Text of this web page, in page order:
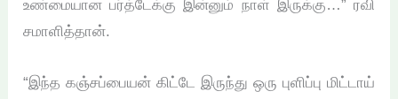
உண்மையான பர்த்டேக்கு இன்னும் நாள் இருக்கு…” ரவி
சமாளித்தான்.
“இந்த கஞ்சப்பையன் கிட்டே இருந்து ஒரு புளிப்பு மிட்டாய்